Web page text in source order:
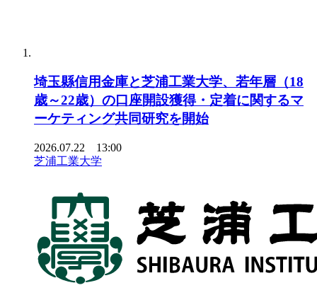
埼玉縣信用金庫と芝浦工業大学、若年層（18
歳～22歳）の口座開設獲得・定着に関するマ
ーケティング共同研究を開始
2026.07.22 13:00
芝浦工業大学